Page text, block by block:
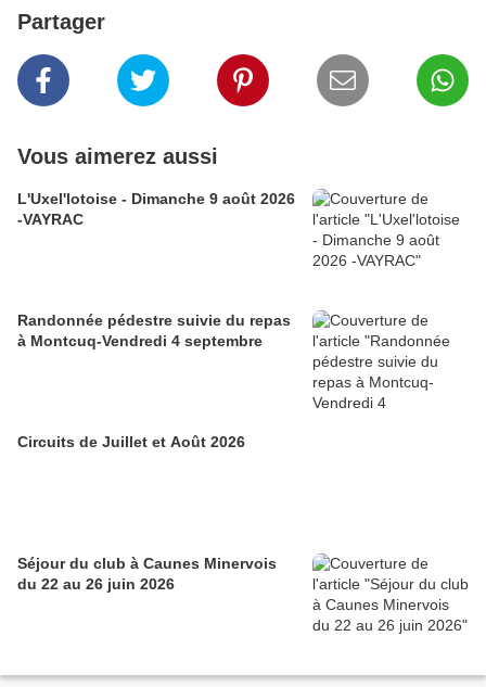
Partager
Vous aimerez aussi
L'Uxel'lotoise - Dimanche 9 août 2026
-VAYRAC
Randonnée pédestre suivie du repas
à Montcuq-Vendredi 4 septembre
Circuits de Juillet et Août 2026
Séjour du club à Caunes Minervois
du 22 au 26 juin 2026